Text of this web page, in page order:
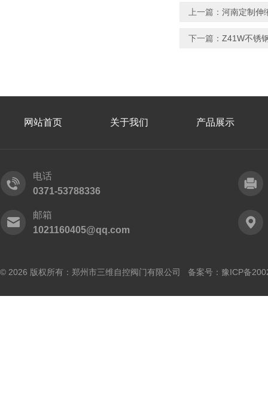
上一篇： 河南定制伸
下一篇： Z41W不锈
网站首页 关于我们 产品展示
电话
0371-53788336
邮箱
1021160405@qq.com
© 2026 版权所有：郑州市三维自控阀门有限公司 备案号： 豫ICP备